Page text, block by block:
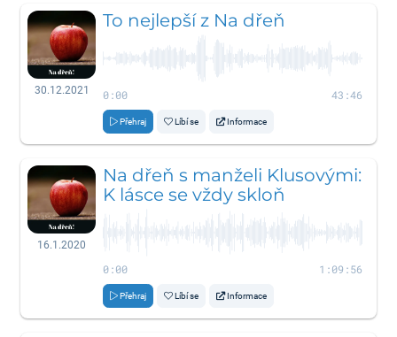
30.12.2021
To nejlepší z Na dřeň
0:00 43:46
Přehraj Líbí se Informace
16.1.2020
Na dřeň s manželi Klusovými:
K lásce se vždy skloň
0:00 1:09:56
Přehraj Líbí se Informace